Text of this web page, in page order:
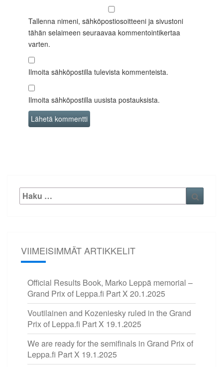
Tallenna nimeni, sähköpostiosoitteeni ja sivustoni
tähän selaimeen seuraavaa kommentointikertaa
varten.
Ilmoita sähköpostilla tulevista kommenteista.
Ilmoita sähköpostilla uusista postauksista.
Etsi:
VIIMEISIMMÄT ARTIKKELIT
Official Results Book, Marko Leppä memorial –
Grand Prix of Leppa.fi Part X 20.1.2025
Voutilainen and Kozeniesky ruled in the Grand
Prix of Leppa.fi Part X 19.1.2025
We are ready for the semifinals in Grand Prix of
Leppa.fi Part X 19.1.2025